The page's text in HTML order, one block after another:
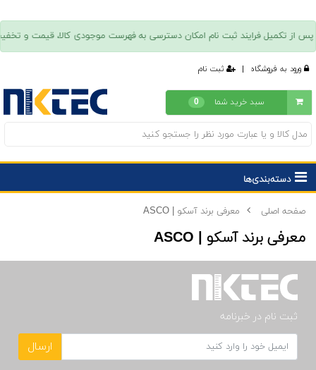
ورود به فروشگاه | ثبت نام
سبد خرید شما 0
دسته‌بندی‌ها
صفحه اصلی معرفی برند آسکو | ASCO
معرفی برند آسکو | ASCO
ثبت نام در خبرنامه
ارسال